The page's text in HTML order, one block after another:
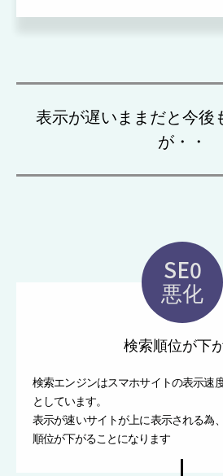
表示が遅いままだと今後
が・・
SE0
悪化
検索順位が下
検索エンジンはスマホサイトの表示速
としています。
表示が速いサイトが上に表示される為
順位が下がることになります